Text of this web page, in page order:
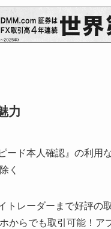
力
ード本人確認』の利用
く
トレーダーまで好評の
からでも取引可能！ア